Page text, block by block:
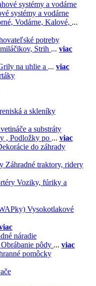
systémy a vodárne
Vodárne, Kalové, ...
potreby
Strih ... viac
na uhlie a ... viac
a skleníky
a substráty
, Podložky po ... viac
do záhrady
Záhradné traktory, ridery
Voziky, fúriky a
Vysokotlakové
náradie
Obrábanie pôdy ... viac
pomôcky